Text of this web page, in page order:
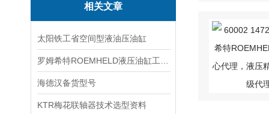
相关文章
太阳铁工省空间型液油压油缸
海德汉备货型号
KTR梅花联轴器技术选型资料